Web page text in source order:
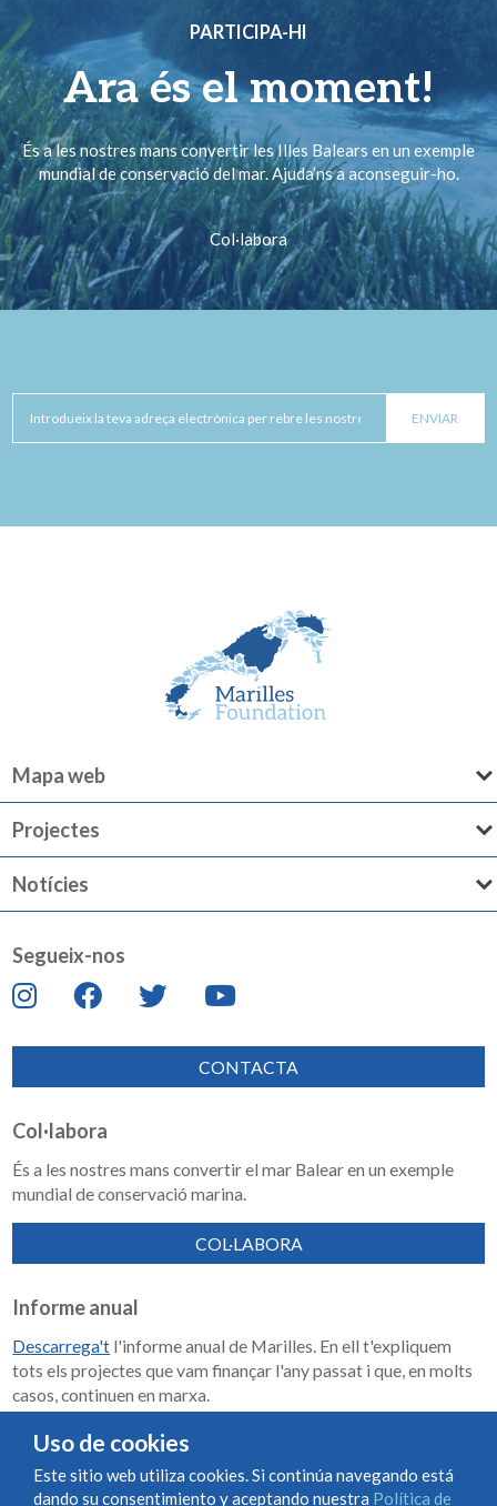
PARTICIPA-HI
Ara és el moment!
És a les nostres mans convertir les Illes Balears en un exemple
mundial de conservació del mar. Ajuda’ns a aconseguir-ho.
Col·labora
Mapa web
Projectes
Notícies
Segueix-nos
CONTACTA
Col·labora
És a les nostres mans convertir el mar Balear en un exemple
mundial de conservació marina.
COL·LABORA
Informe anual
Descarrega't l'informe anual de Marilles. En ell t'expliquem
tots els projectes que vam finançar l'any passat i que, en molts
casos, continuen en marxa.
Uso de cookies
Este sitio web utiliza cookies. Si continúa navegando está
dando su consentimiento y aceptando nuestra Política de